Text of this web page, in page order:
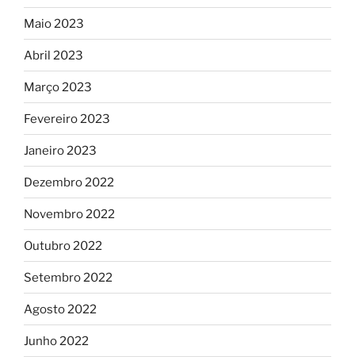
Maio 2023
Abril 2023
Março 2023
Fevereiro 2023
Janeiro 2023
Dezembro 2022
Novembro 2022
Outubro 2022
Setembro 2022
Agosto 2022
Junho 2022